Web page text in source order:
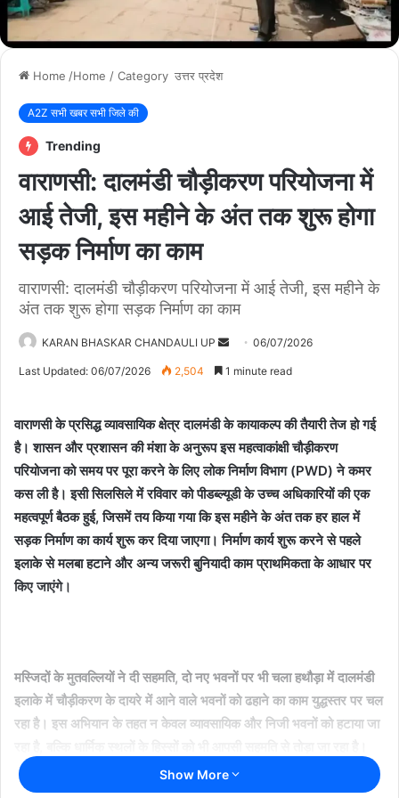
Home /Home / Category उत्तर प्रदेश
A2Z सभी खबर सभी जिले की
Trending
वाराणसी: दालमंडी चौड़ीकरण परियोजना में
आई तेजी, इस महीने के अंत तक शुरू होगा
सड़क निर्माण का काम
वाराणसी: दालमंडी चौड़ीकरण परियोजना में आई तेजी, इस महीने के
अंत तक शुरू होगा सड़क निर्माण का काम
KARAN BHASKAR CHANDAULI UP
a
n
e
m
a
i
l
06/07/2026
Last Updated: 06/07/2026 2,504 1 minute read
वाराणसी के प्रसिद्ध व्यावसायिक क्षेत्र दालमंडी के कायाकल्प की तैयारी तेज हो गई
है। शासन और प्रशासन की मंशा के अनुरूप इस महत्वाकांक्षी चौड़ीकरण
परियोजना को समय पर पूरा करने के लिए लोक निर्माण विभाग (PWD) ने कमर
कस ली है। इसी सिलसिले में रविवार को पीडब्ल्यूडी के उच्च अधिकारियों की एक
महत्वपूर्ण बैठक हुई, जिसमें तय किया गया कि इस महीने के अंत तक हर हाल में
सड़क निर्माण का कार्य शुरू कर दिया जाएगा। निर्माण कार्य शुरू करने से पहले
इलाके से मलबा हटाने और अन्य जरूरी बुनियादी काम प्राथमिकता के आधार पर
किए जाएंगे।
मस्जिदों के मुतवल्लियों ने दी सहमति, दो नए भवनों पर भी चला हथौड़ा में दालमंडी
इलाके में चौड़ीकरण के दायरे में आने वाले भवनों को ढहाने का काम युद्धस्तर पर चल
रहा है। इस अभियान के तहत न केवल व्यावसायिक और निजी भवनों को हटाया जा
PWD के अधिशासी अभियंता के. के. सिंह के मुताबिक, चौड़ीकरण के दायरे में आने
वाले 6 धार्मिक स्थलों में से 5 मस्जिदों (करीमुल्लाह बेग, संगमरमर, अली रजा,
Show More